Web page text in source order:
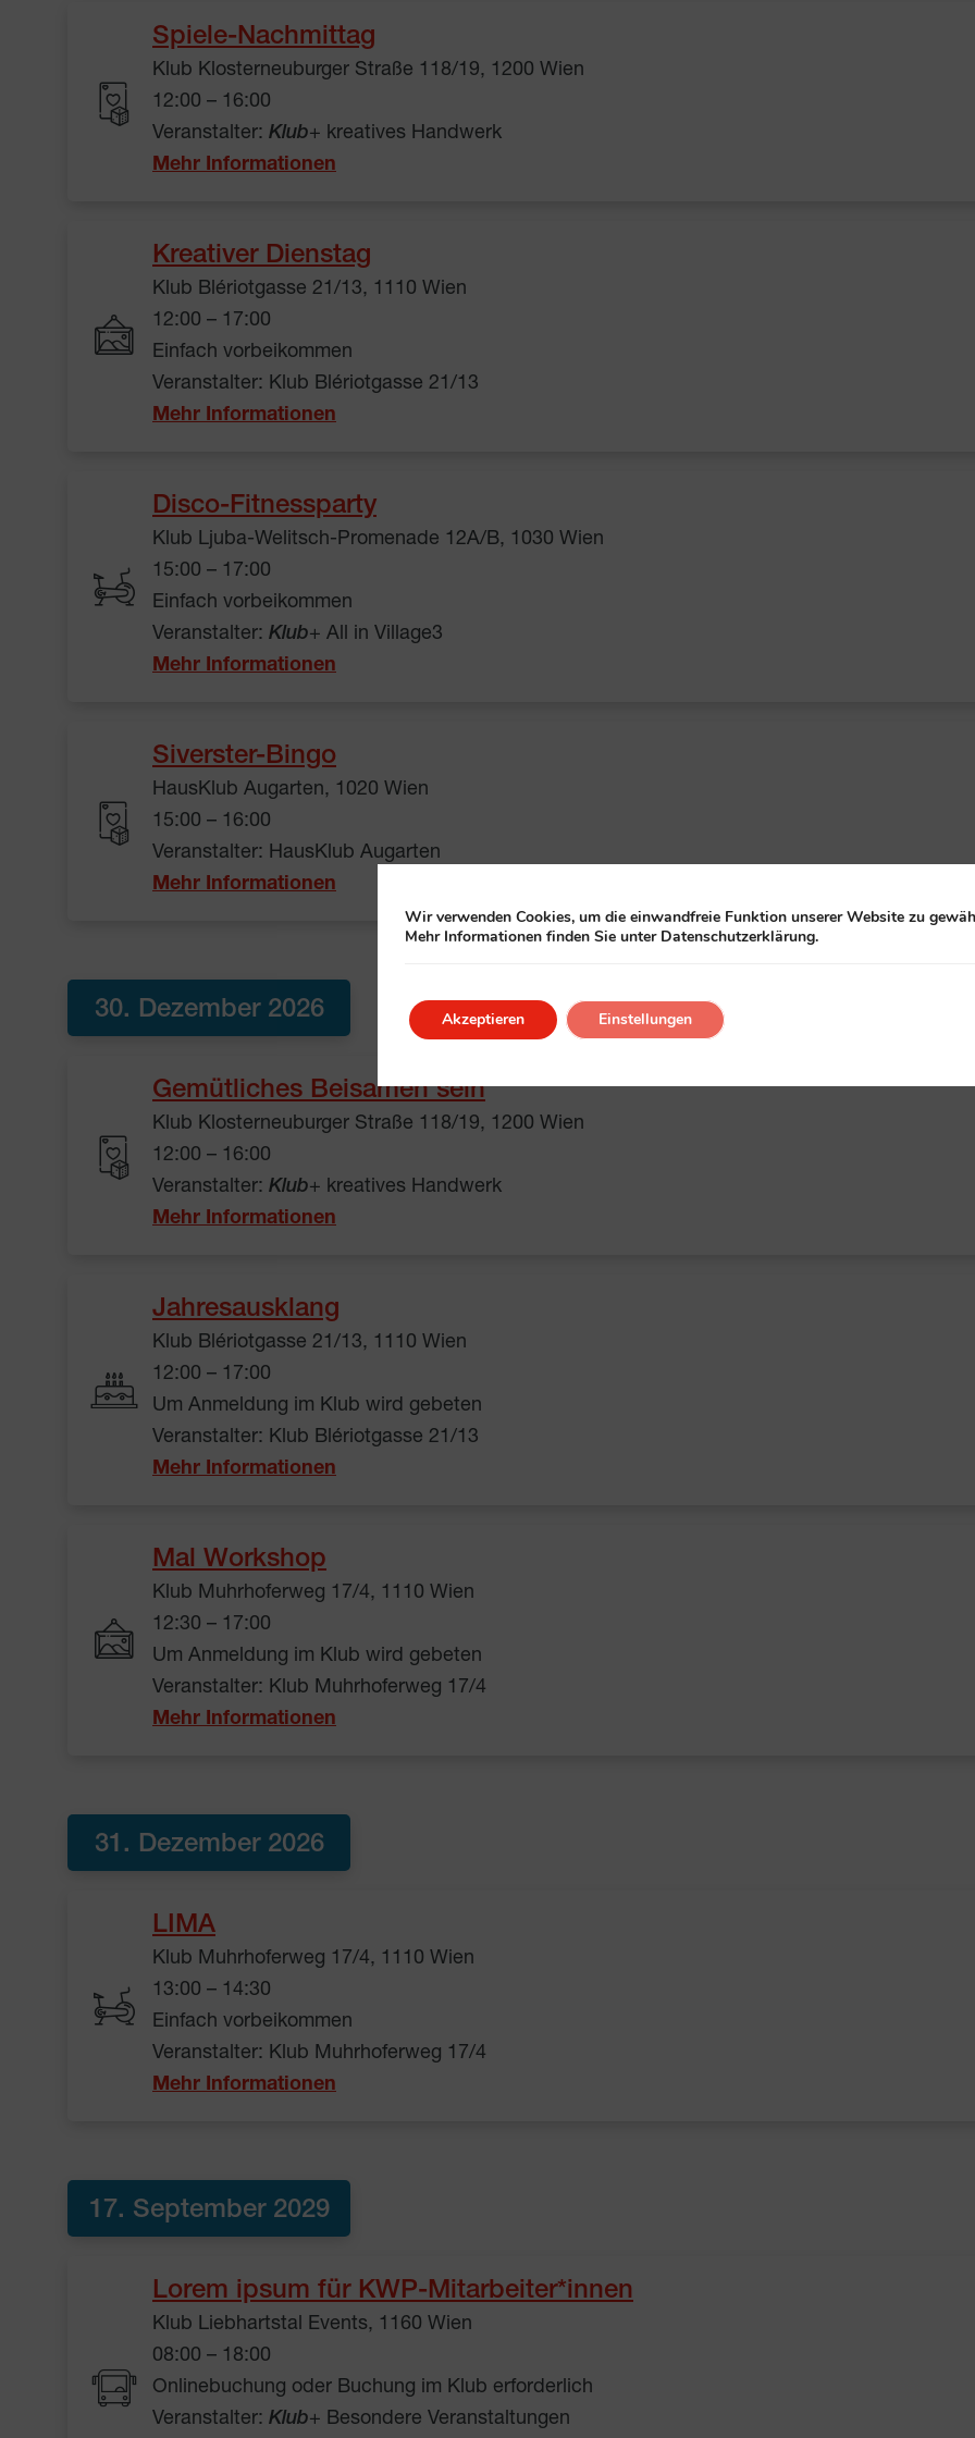
Spiele-Nachmittag
Klub Klosterneuburger Straße 118/19, 1200 Wien
12:00 – 16:00
Veranstalter: Klub+ kreatives Handwerk
Mehr Informationen
Kreativer Dienstag
Klub Blériotgasse 21/13, 1110 Wien
12:00 – 17:00
Einfach vorbeikommen
Veranstalter: Klub Blériotgasse 21/13
Mehr Informationen
Disco-Fitnessparty
Klub Ljuba-Welitsch-Promenade 12A/B, 1030 Wien
15:00 – 17:00
Einfach vorbeikommen
Veranstalter: Klub+ All in Village3
Mehr Informationen
Siverster-Bingo
HausKlub Augarten, 1020 Wien
15:00 – 16:00
Veranstalter: HausKlub Augarten
Mehr Informationen
30. Dezember 2026
Gemütliches Beisamen sein
Klub Klosterneuburger Straße 118/19, 1200 Wien
12:00 – 16:00
Veranstalter: Klub+ kreatives Handwerk
Mehr Informationen
Jahresausklang
Klub Blériotgasse 21/13, 1110 Wien
12:00 – 17:00
Um Anmeldung im Klub wird gebeten
Veranstalter: Klub Blériotgasse 21/13
Mehr Informationen
Mal Workshop
Klub Muhrhoferweg 17/4, 1110 Wien
12:30 – 17:00
Um Anmeldung im Klub wird gebeten
Veranstalter: Klub Muhrhoferweg 17/4
Mehr Informationen
31. Dezember 2026
LIMA
Klub Muhrhoferweg 17/4, 1110 Wien
13:00 – 14:30
Einfach vorbeikommen
Veranstalter: Klub Muhrhoferweg 17/4
Mehr Informationen
17. September 2029
Lorem ipsum für KWP-Mitarbeiter*innen
Klub Liebhartstal Events, 1160 Wien
08:00 – 18:00
Onlinebuchung oder Buchung im Klub erforderlich
Veranstalter: Klub+ Besondere Veranstaltungen
Wir verwenden Cookies, um die einwandfreie Funktion unserer Website zu
Mehr Informationen finden Sie unter Datenschutzerklärung.
Akzeptieren Einstellungen